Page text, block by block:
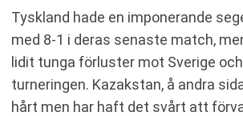
Tyskland hade en imponerande
med 8-1 i deras senaste match,
lidit tunga förluster mot Sverige
turneringen. Kazakstan, å andra
hårt men har haft det svårt att